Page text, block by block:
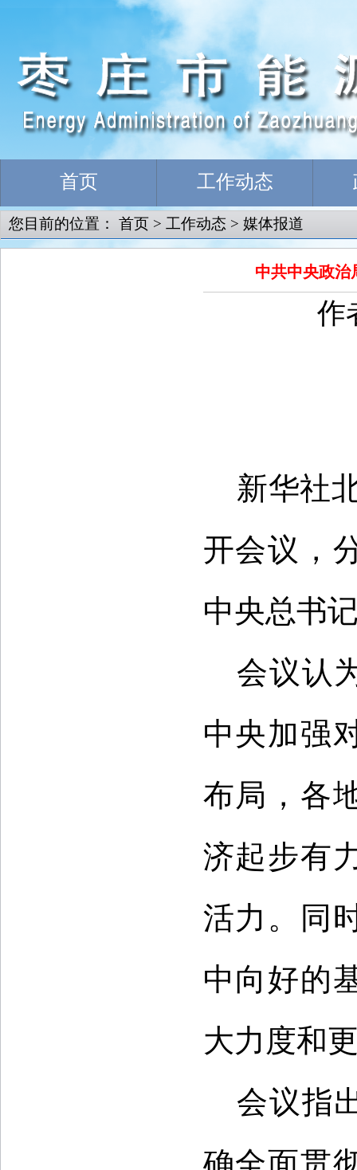
首页 工作动态
您目前的位置： 首页 > 工作动态 > 媒体报道
中共中央政治
作
新华社
开会议，
中央总书
会议认
中央加强
布局，各
济起步有
活力。同
中向好的
大力度和
会议指